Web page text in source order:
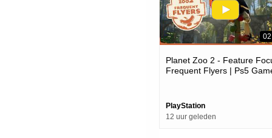
Planet Zoo 2 - Feature
Frequent Flyers | Ps5
PlayStation
12 uur geleden